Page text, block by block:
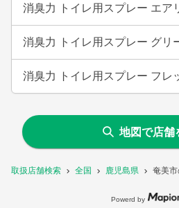
取扱店舗検索 全国 鹿児島県 奄美
消臭力 トイレ用スプレー エア
消臭力 トイレ用スプレー グリ
消臭力 トイレ用スプレー フレ
地図で店舗
Powerd by